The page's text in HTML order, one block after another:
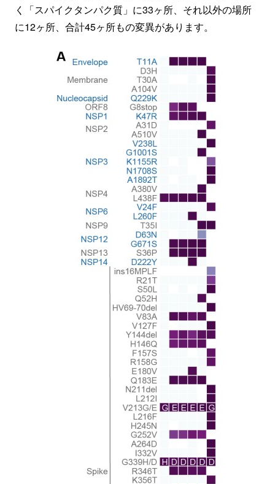
く「スパイクタンパク質」に33ヶ所、それ以外の場所
に12ヶ所、合計45ヶ所もの変異があります。